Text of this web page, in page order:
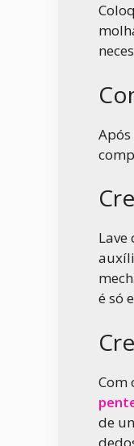
Lave
é só
Com
de